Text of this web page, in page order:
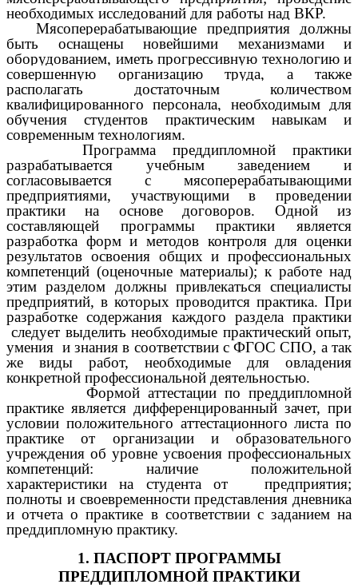
необходимых исследований для работы над ВКР.
Мясоперерабатывающие предприятия должны
быть оснащены новейшими механизмами и
оборудованием, иметь прогрессивную технологию и
совершенную организацию труда, а также
располагать достаточным количеством
квалифицированного персонала, необходимым для
обучения студентов практическим навыкам и
современным технологиям.
Программа преддипломной практики
разрабатывается учебным заведением и
согласовывается с мясоперерабатывающими
предприятиями, участвующими в проведении
практики на основе договоров. Одной из
составляющей программы практики является
разработка форм и методов контроля для оценки
результатов освоения общих и профессиональных
компетенций (оценочные материалы); к работе над
этим разделом должны привлекаться специалисты
предприятий, в которых проводится практика. При
разработке содержания каждого раздела практики
следует выделить необходимые практический опыт,
умения и знания в соответствии с ФГОС СПО, а так
же виды работ, необходимые для овладения
конкретной профессиональной деятельностью.
Формой аттестации по преддипломной
практике является дифференцированный зачет, при
условии положительного аттестационного листа по
практике от организации и образовательного
учреждения об уровне усвоения профессиональных
компетенций: наличие положительной
характеристики на студента от предприятия;
полноты и своевременности представления дневника
и отчета о практике в соответствии с заданием на
преддипломную практику.
1. ПАСПОРТ ПРОГРАММЫ
ПРЕДДИПЛОМНОЙ ПРАКТИКИ